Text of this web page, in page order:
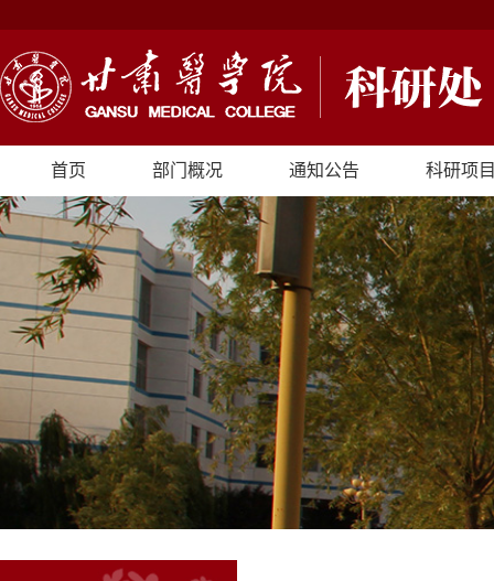
首页 部门概况 通知公告 科研项